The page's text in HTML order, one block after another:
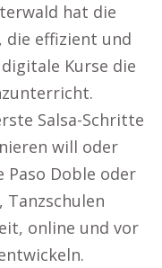
hat die
die effizient und
Kurse die
Salsa-Schritte
will oder
Paso Doble oder
online und vor